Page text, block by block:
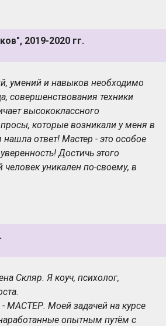
с внутренними состояниями,
Работа с возражениями,
прекрасную возможность
Спасибо Тренерам центра за
2019-2020 гг.
умений и навыков необходимо
совершенствования техники
высококлассного
которые возникали у меня в
ответ! Мастер - это особое
Достичь этого
уникален по-своему, в
глубинные установки,
обнаружить свою
способности успешных
восхищение! Мастерское
безграничные возможности!
Скляр. Я коуч, психолог,
МАСТЕР. Моей задачей на курсе
опытным путём с